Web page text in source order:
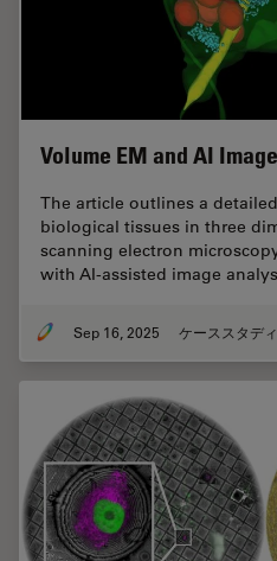
Volume EM and AI
The article outlines a
biological tissues in three
scanning electron
with AI-assisted image
Sep 16, 2025 ケーススタディ